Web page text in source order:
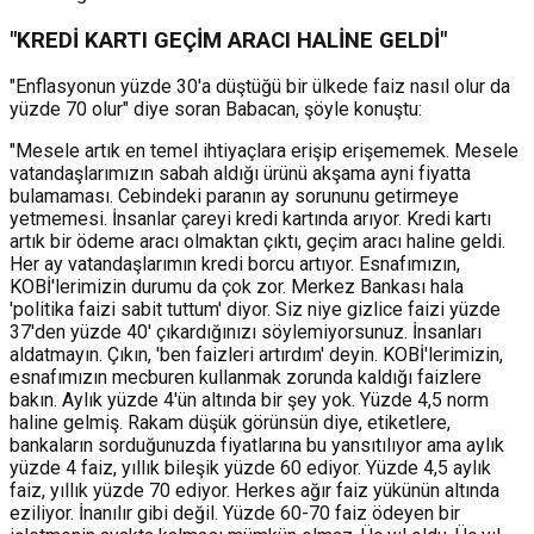
"KREDİ KARTI GEÇİM ARACI HALİNE GELDİ"
"Enflasyonun yüzde 30'a düştüğü bir ülkede faiz nasıl olur da
yüzde 70 olur" diye soran Babacan, şöyle konuştu:
"Mesele artık en temel ihtiyaçlara erişip erişememek. Mesele
vatandaşlarımızın sabah aldığı ürünü akşama ayni fiyatta
bulamaması. Cebindeki paranın ay sorununu getirmeye
yetmemesi. İnsanlar çareyi kredi kartında arıyor. Kredi kartı
artık bir ödeme aracı olmaktan çıktı, geçim aracı haline geldi.
Her ay vatandaşlarımın kredi borcu artıyor. Esnafımızın,
KOBİ'lerimizin durumu da çok zor. Merkez Bankası hala
'politika faizi sabit tuttum' diyor. Siz niye gizlice faizi yüzde
37'den yüzde 40' çıkardığınızı söylemiyorsunuz. İnsanları
aldatmayın. Çıkın, 'ben faizleri artırdım' deyin. KOBİ'lerimizin,
esnafımızın mecburen kullanmak zorunda kaldığı faizlere
bakın. Aylık yüzde 4'ün altında bir şey yok. Yüzde 4,5 norm
haline gelmiş. Rakam düşük görünsün diye, etiketlere,
bankaların sorduğunuzda fiyatlarına bu yansıtılıyor ama aylık
yüzde 4 faiz, yıllık bileşik yüzde 60 ediyor. Yüzde 4,5 aylık
faiz, yıllık yüzde 70 ediyor. Herkes ağır faiz yükünün altında
eziliyor. İnanılır gibi değil. Yüzde 60-70 faiz ödeyen bir